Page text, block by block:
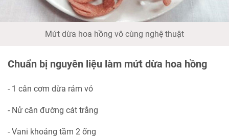
Mứt dừa hoa hồng vô cùng nghệ thuật
Chuẩn bị nguyên liệu làm mứt dừa hoa hồng
- 1 cân cơm dừa rám vỏ
- Nử cân đường cát trắng
- Vani khoảng tầm 2 ống